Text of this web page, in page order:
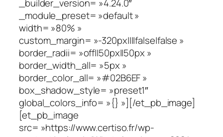
_builder_version= »4.24.0″
_module_preset= »default »
width= »80% »
custom_margin= »-320px||||false|false »
border_radii= »off||50px||50px »
border_width_all= »5px »
border_color_all= »#02B6EF »
box_shadow_style= »preset1″
global_colors_info= »{} »][/et_pb_image]
[et_pb_image
src= »https://www.certiso.fr/wp-